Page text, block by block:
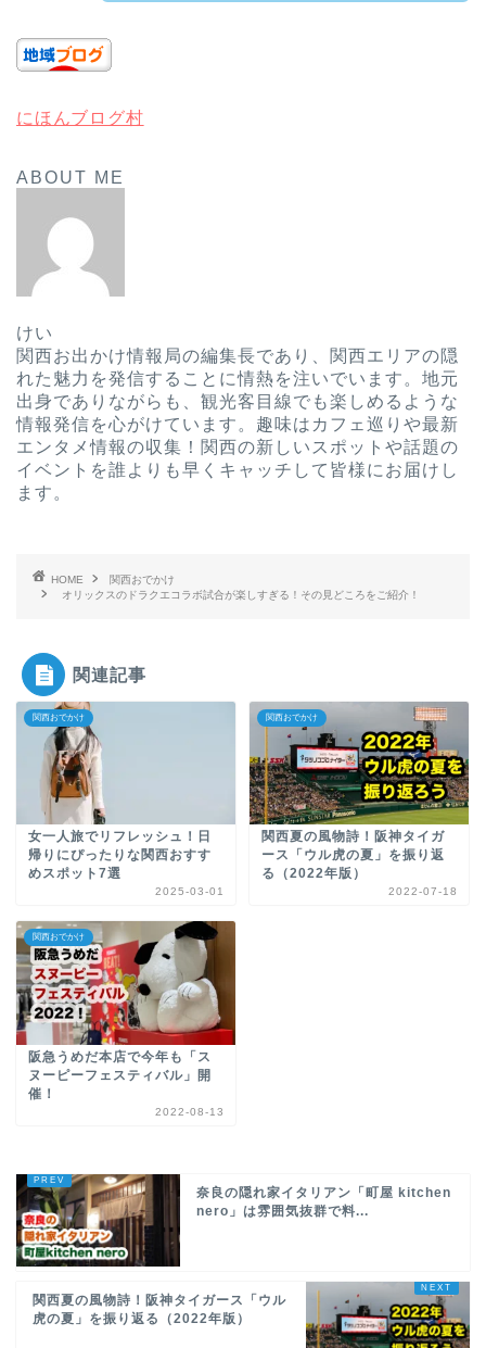
にほんブログ村
ABOUT ME
けい
関西お出かけ情報局の編集長であり、関西エリアの隠
れた魅力を発信することに情熱を注いでいます。地元
出身でありながらも、観光客目線でも楽しめるような
情報発信を心がけています。趣味はカフェ巡りや最新
エンタメ情報の収集！関西の新しいスポットや話題の
イベントを誰よりも早くキャッチして皆様にお届けし
ます。
HOME
関西おでかけ
オリックスのドラクエコラボ試合が楽しすぎる！その見どころをご紹介！
関連記事
関西おでかけ
女一人旅でリフレッシュ！日
帰りにぴったりな関西おすす
めスポット7選
2025-03-01
関西おでかけ
関西夏の風物詩！阪神タイガ
ース「ウル虎の夏」を振り返
る（2022年版）
2022-07-18
関西おでかけ
阪急うめだ本店で今年も「ス
ヌーピーフェスティバル」開
催！
2022-08-13
奈良の隠れ家イタリアン「町屋 kitchen
nero」は雰囲気抜群で料...
関西夏の風物詩！阪神タイガース「ウル
虎の夏」を振り返る（2022年版）